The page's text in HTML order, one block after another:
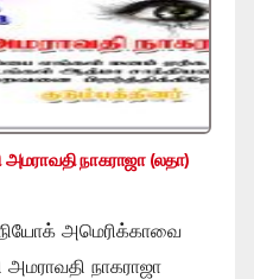
நாகராஜா (லதா)
அமெரிக்காவை
நாகராஜா